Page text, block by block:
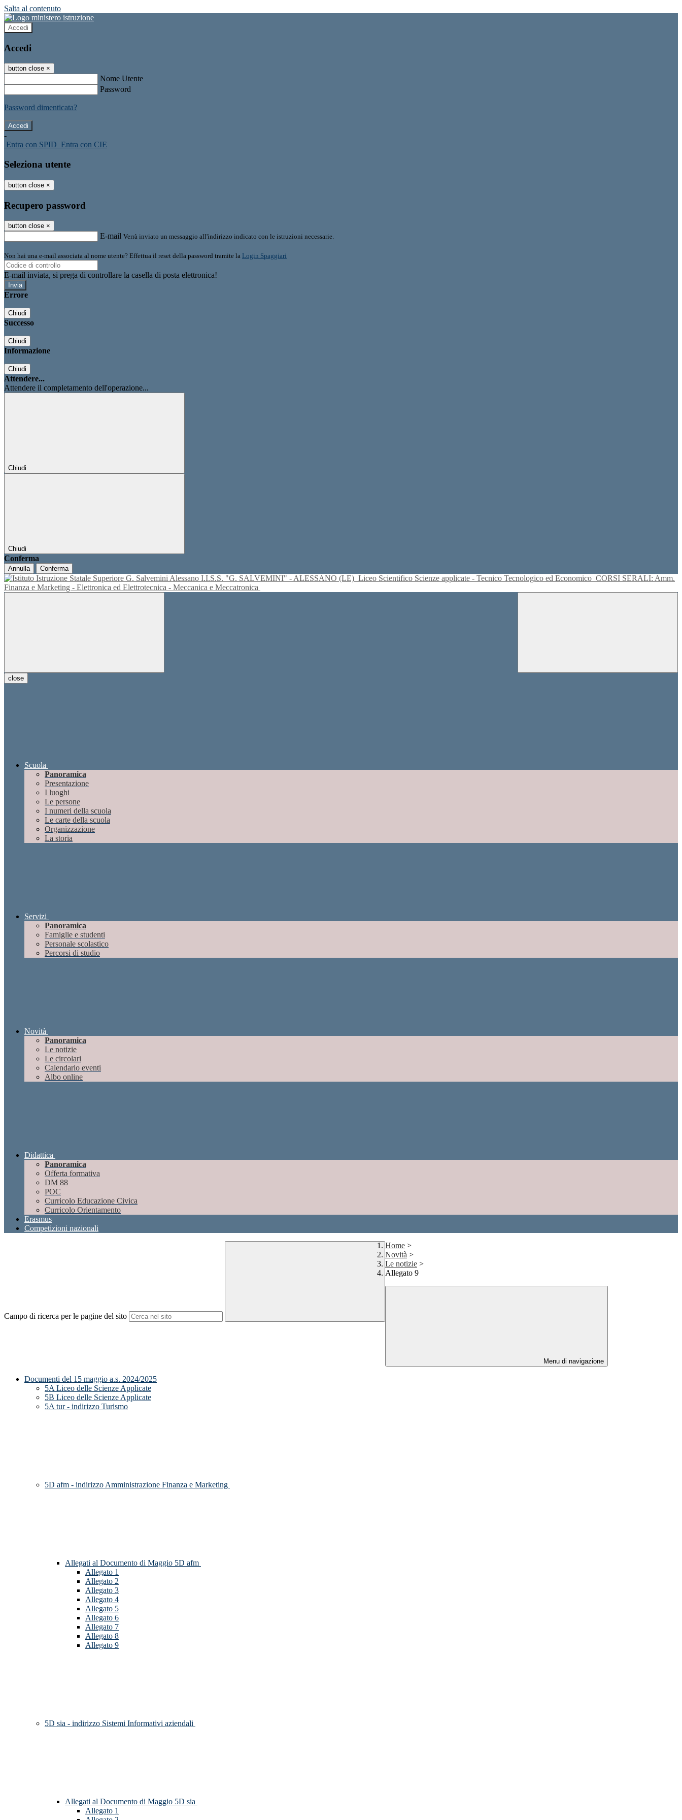
Salta al contenuto
Accedi
Accedi
button close ×
Nome Utente
Password
Password dimenticata?
-
Entra con SPID Entra con CIE
Seleziona utente
button close ×
Recupero password
button close ×
E-mail Verrà inviato un messaggio all'indirizzo indicato con le istruzioni necessarie.
Non hai una e-mail associata al nome utente? Effettua il reset della password tramite la Login Spaggiari
E-mail inviata, si prega di controllare la casella di posta elettronica!
Errore
Chiudi
Successo
Chiudi
Informazione
Chiudi
Attendere...
Attendere il completamento dell'operazione...
Chiudi
Chiudi
Conferma
Annulla Conferma
I.I.S.S. "G. SALVEMINI" - ALESSANO (LE) Liceo Scientifico Scienze applicate - Tecnico Tecnologico ed Economico CORSI SERALI: Amm.
Finanza e Marketing - Elettronica ed Elettrotecnica - Meccanica e Meccatronica
close
Scuola
Panoramica
Presentazione
I luoghi
Le persone
I numeri della scuola
Le carte della scuola
Organizzazione
La storia
Servizi
Panoramica
Famiglie e studenti
Personale scolastico
Percorsi di studio
Novità
Panoramica
Le notizie
Le circolari
Calendario eventi
Albo online
Didattica
Panoramica
Offerta formativa
DM 88
POC
Curricolo Educazione Civica
Curricolo Orientamento
Erasmus
Competizioni nazionali
Campo di ricerca per le pagine del sito
Home >
Novità >
Le notizie >
Allegato 9
Menu di navigazione
Documenti del 15 maggio a.s. 2024/2025
5A Liceo delle Scienze Applicate
5B Liceo delle Scienze Applicate
5A tur - indirizzo Turismo
5D afm - indirizzo Amministrazione Finanza e Marketing
Allegati al Documento di Maggio 5D afm
Allegato 1
Allegato 2
Allegato 3
Allegato 4
Allegato 5
Allegato 6
Allegato 7
Allegato 8
Allegato 9
5D sia - indirizzo Sistemi Informativi aziendali
Allegati al Documento di Maggio 5D sia
Allegato 1